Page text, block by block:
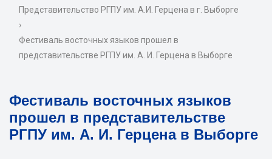
Представительство РГПУ им. А.И. Герцена в г. Выборге
›
Фестиваль восточных языков прошел в
представительстве РГПУ им. А. И. Герцена в Выборге
Фестиваль восточных языков
прошел в представительстве
РГПУ им. А. И. Герцена в Выборге